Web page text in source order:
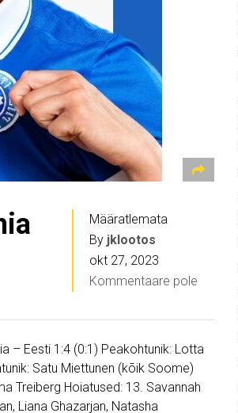
Määratlemata
By jklootos
okt 27, 2023
Kommentaare pole
– Eesti 1:4 (0:1) Peakohtunik: Lotta
Satu Miettunen (kõik Soome)
Treiberg Hoiatused: 13. Savannah
Liana Ghazarjan, Natasha